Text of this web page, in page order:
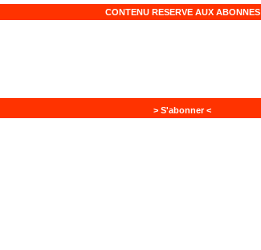
CONTENU RESERVE AUX ABONNES
> S'abonner <